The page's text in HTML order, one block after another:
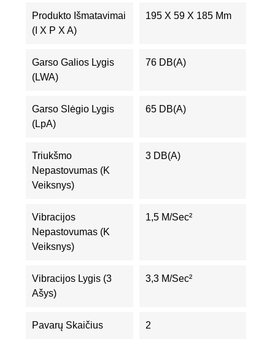
Produkto Išmatavimai
(I X P X A)
195 X 59 X 185 Mm
Garso Galios Lygis
(LWA)
76 DB(A)
Garso Slėgio Lygis
(LpA)
65 DB(A)
Triukšmo
Nepastovumas (K
Veiksnys)
3 DB(A)
Vibracijos
Nepastovumas (K
Veiksnys)
1,5 M/sec²
Vibracijos Lygis (3
Ašys)
3,3 M/sec²
Pavarų Skaičius 2